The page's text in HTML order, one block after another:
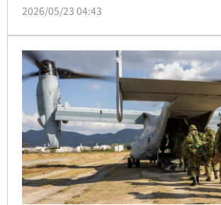
僅首度挑戰日劇，更將與日本男星坂口
掀起討論。趙浩雲
2026/05/23 04:43